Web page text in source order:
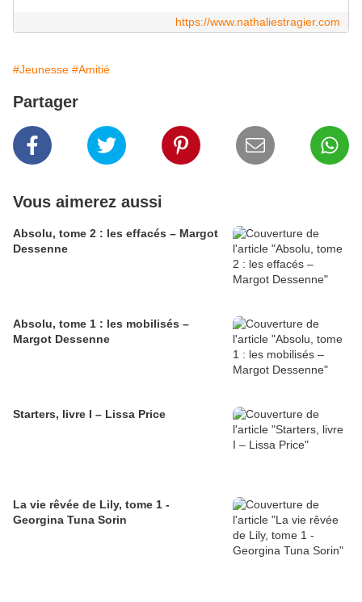
https://www.nathaliestragier.com
#Jeunesse #Amitié
Partager
Vous aimerez aussi
Absolu, tome 2 : les effacés – Margot
Dessenne
Absolu, tome 1 : les mobilisés –
Margot Dessenne
Starters, livre I – Lissa Price
La vie rêvée de Lily, tome 1 -
Georgina Tuna Sorin